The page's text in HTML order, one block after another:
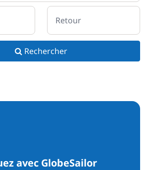
Retour
Rechercher
avec GlobeSailor